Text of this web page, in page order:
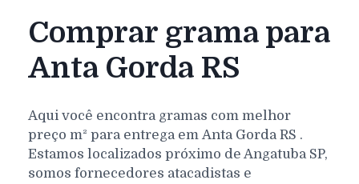
Comprar grama para
Anta Gorda RS
Aqui você encontra gramas com melhor
preço m² para entrega em Anta Gorda RS .
Estamos localizados próximo de Angatuba SP,
somos fornecedores atacadistas e